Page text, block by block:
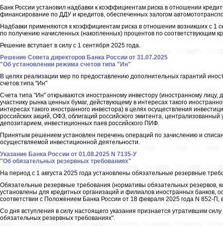
Банк России установил надбавки к коэффициентам риска в отношении
финансирование по ДДУ и кредитов, обеспеченных залогом
Надбавки применяются к коэффициентам риска в отношении возникших с 1
по получению начисленных (накопленных) процентов по соответствующим
Решение вступает в силу с 1 сентября 2025 года.
Решение Совета директоров Банка России от 31.07.2025
"Об установлении режима счетов типа "Ин"
В целях реализации мер по предоставлению дополнительных гарантий
счетов типа "Ин"
Счета типа "Ин" открываются иностранному инвестору (иностранному
участнику рынка ценных бумаг, действующему в интересах такого
интересах такого иностранного инвестора) в целях осуществления
российских акций, ОФЗ, облигаций российского эмитента,
депозитарием, инвестиционных паев российского ПИФ.
Принятым решением установлен перечень операций по зачислению и
осуществляемой инвестиционной деятельности.
Указание Банка России от 01.08.2025 N 7135-У
"Об обязательных резервных требованиях"
На период с 1 августа 2025 года установлены обязательные резервные
Обязательные резервные требования (нормативы обязательных резервов,
установлены для кредитных организаций и филиалов иностранных банков,
соответствии с Положением Банка России от 18 февраля 2025 года N 852-П,
Со дня вступления в силу настоящего указания признается утратившим
обязательных резервных требованиях".